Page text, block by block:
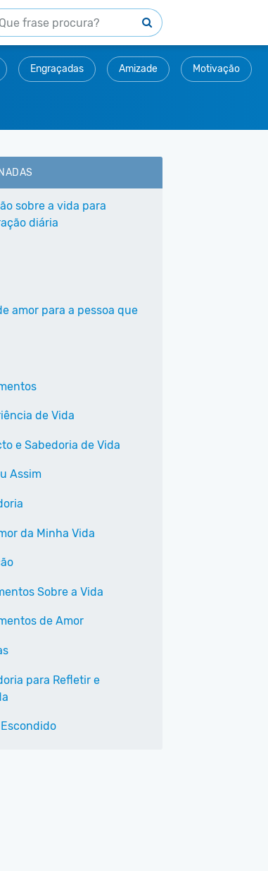
Engraçadas Amizade Motivação
sobre a vida para
diária
amor para a pessoa que
de Vida
e Sabedoria de Vida
Assim
da Minha Vida
Sobre a Vida
de Amor
para Refletir e